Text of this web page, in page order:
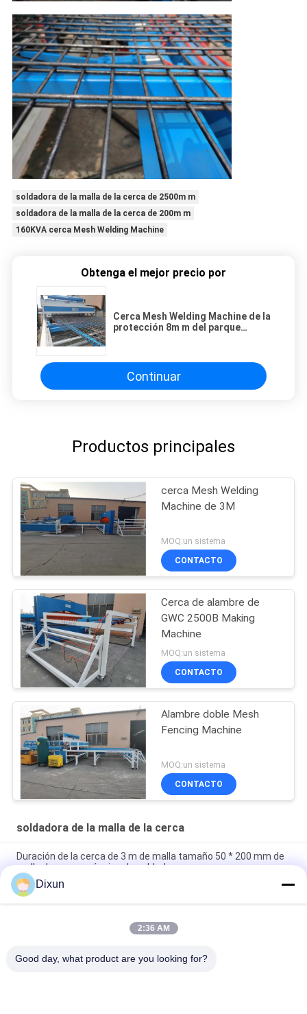
soldadora de la malla de la cerca de 2500m m
soldadora de la malla de la cerca de 200m m
160KVA cerca Mesh Welding Machine
Obtenga el mejor precio por
Cerca Mesh Welding Machine de la
protección 8m m del parque
Continuar
Productos principales
cerca Mesh Welding
Machine de 3M
MOQ:un sistema
CONTACTO
Cerca de alambre de
GWC 2500B Making
Machine
MOQ:un sistema
CONTACTO
Alambre doble Mesh
Fencing Machine
MOQ:un sistema
CONTACTO
soldadora de la malla de la cerca
Duración de la cerca de 3 m de malla tamaño 50 * 200 mm de
malla de cerca máquina de soldadura
Tamaño de malla 50 * 50mm de alambre galvanizado 3 mm de
cerca de malla máquina de soldadura
Capacidad de flexión en línea 60 pcs / hora tamaño de malla
Dixun
2:36 AM
Good day, what product are you looking for?